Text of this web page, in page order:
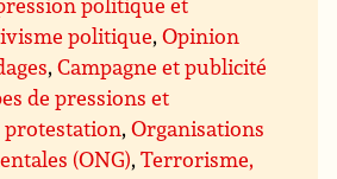
politique,Opinion
,Campagne et publicité
de pressions et
protestation,Organisations
(ONG),Terrorisme,